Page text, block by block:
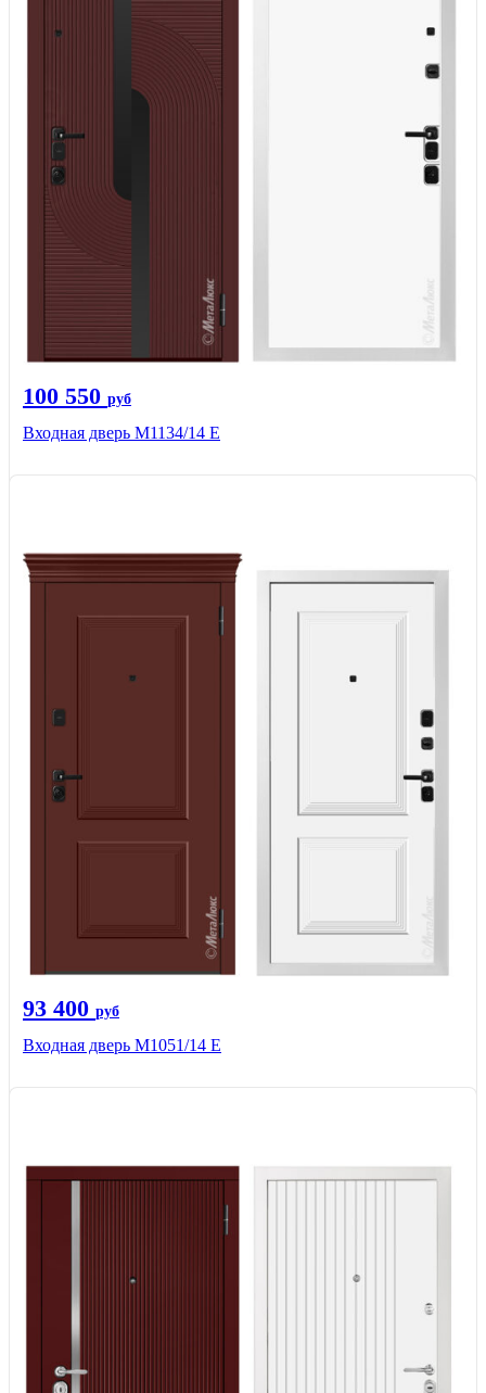
100 550 руб
Входная дверь М1134/14 Е
93 400 руб
Входная дверь М1051/14 Е